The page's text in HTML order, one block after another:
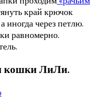
край крючок
иногда через петлю.
равномерно.
кошки ЛиЛи.